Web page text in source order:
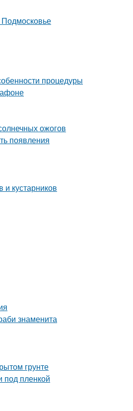
процедуры
ожогов
появления
кустарников
знаменита
грунте
под пленкой